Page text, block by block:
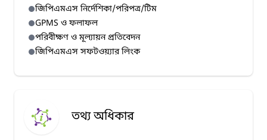
জিপিএমএস নির্দেশিকা/পরিপত্র/টিম
GPMS ও ফলাফল
পরিবীক্ষণ ও মূল্যায়ন প্রতিবেদন
জিপিএমএস সফটওয়্যার লিংক
তথ্য অধিকার